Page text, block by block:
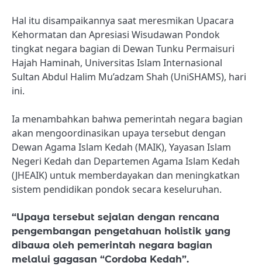
Hal itu disampaikannya saat meresmikan Upacara
Kehormatan dan Apresiasi Wisudawan Pondok
tingkat negara bagian di Dewan Tunku Permaisuri
Hajah Haminah, Universitas Islam Internasional
Sultan Abdul Halim Mu’adzam Shah (UniSHAMS), hari
ini.
Ia menambahkan bahwa pemerintah negara bagian
akan mengoordinasikan upaya tersebut dengan
Dewan Agama Islam Kedah (MAIK), Yayasan Islam
Negeri Kedah dan Departemen Agama Islam Kedah
(JHEAIK) untuk memberdayakan dan meningkatkan
sistem pendidikan pondok secara keseluruhan.
“Upaya tersebut sejalan dengan rencana
pengembangan pengetahuan holistik yang
dibawa oleh pemerintah negara bagian
melalui gagasan “Cordoba Kedah”.